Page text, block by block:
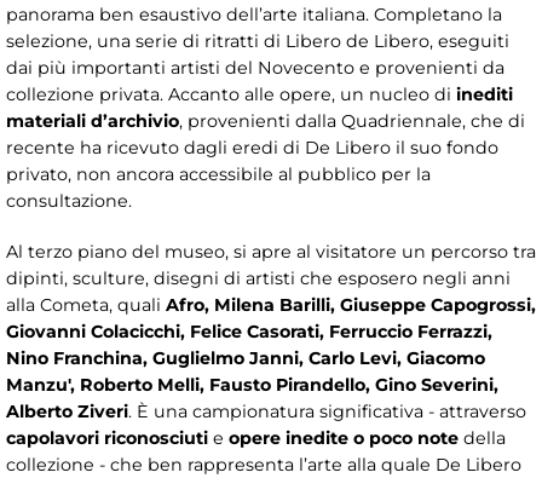
panorama ben esaustivo dell’arte italiana. Completano la
selezione, una serie di ritratti di Libero de Libero, eseguiti
dai più importanti artisti del Novecento e provenienti da
collezione privata. Accanto alle opere, un nucleo di inediti
materiali d’archivio, provenienti dalla Quadriennale, che di
recente ha ricevuto dagli eredi di De Libero il suo fondo
privato, non ancora accessibile al pubblico per la
consultazione.
Al terzo piano del museo, si apre al visitatore un percorso tra
dipinti, sculture, disegni di artisti che esposero negli anni
alla Cometa, quali Afro, Milena Barilli, Giuseppe Capogrossi,
Giovanni Colacicchi, Felice Casorati, Ferruccio Ferrazzi,
Nino Franchina, Guglielmo Janni, Carlo Levi, Giacomo
Manzu', Roberto Melli, Fausto Pirandello, Gino Severini,
Alberto Ziveri. È una campionatura significativa - attraverso
capolavori riconosciuti e opere inedite o poco note della
collezione - che ben rappresenta l’arte alla quale De Libero